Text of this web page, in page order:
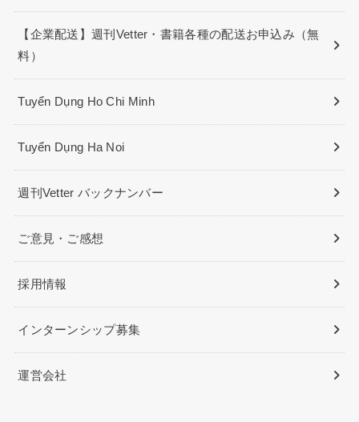
【企業配送】週刊Vetter・書籍各種の配送お申込み（無
料）
Tuyển Dụng Ho Chi Minh
Tuyển Dụng Ha Noi
週刊Vetter バックナンバー
ご意見・ご感想
採用情報
インターンシップ募集
運営会社